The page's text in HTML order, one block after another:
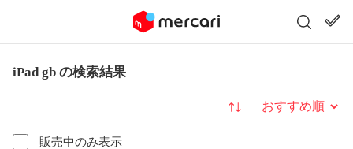
iPad gb の検索結果
販売中のみ表示
並び替え